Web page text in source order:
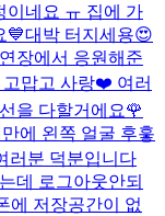
이네요 ㅠ 집에 가
💙대박 터지세용😍
장에서 응원해준
고맙고 사랑❤️ 여러
을 다할거에요🌹
만에 왼쪽 얼굴 후훟
러분 덕분입니다
데 로그아웃안되
에 저장공간이 없